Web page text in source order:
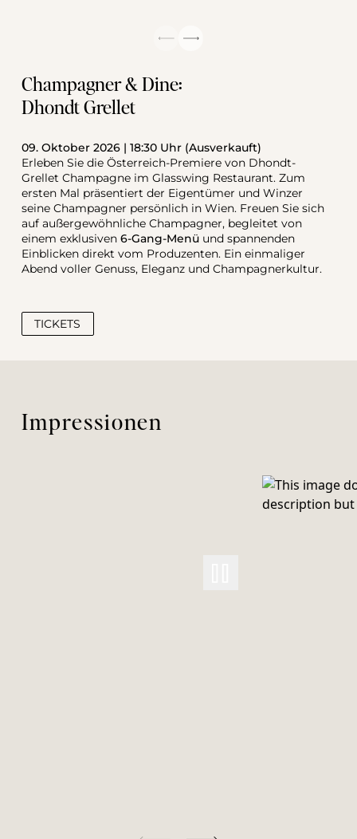
Champagner & Dine:
Dhondt Grellet
09. Oktober 2026 | 18:30 Uhr (Ausverkauft)
Erleben Sie die Österreich-Premiere von Dhondt-
Grellet Champagne im Glasswing Restaurant. Zum
ersten Mal präsentiert der Eigentümer und Winzer
seine Champagner persönlich in Wien. Freuen Sie sich
auf außergewöhnliche Champagner, begleitet von
einem exklusiven 6-Gang-Menü und spannenden
Einblicken direkt vom Produzenten. Ein einmaliger
Abend voller Genuss, Eleganz und Champagnerkultur.
TICKETS
Impressionen